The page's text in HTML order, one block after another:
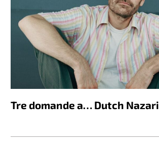
Tre domande a… Dutch Nazari